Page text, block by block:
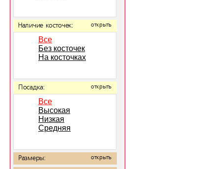
Наличие косточек: открыть
Все
Без косточек
На косточках
Посадка: открыть
Все
Высокая
Низкая
Средняя
Размеры: открыть